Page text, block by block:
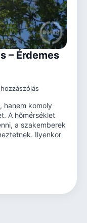
– Érdemes
hanem komoly
A hőmérséklet
a szakemberek
Ilyenkor